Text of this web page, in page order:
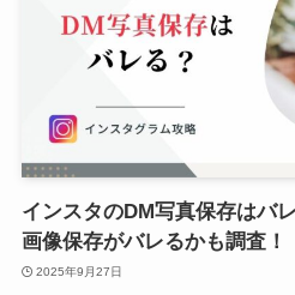
インスタのDM写真保存はバ
画像保存がバレるかも調査！
2025年9月27日